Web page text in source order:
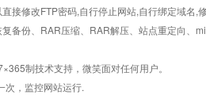
接修改FTP密码,自行停止网站,自行绑定域名,
备份、RAR压缩、RAR解压、站点重定向、
制技术支持，微笑面对任何用户。
次，监控网站运行.